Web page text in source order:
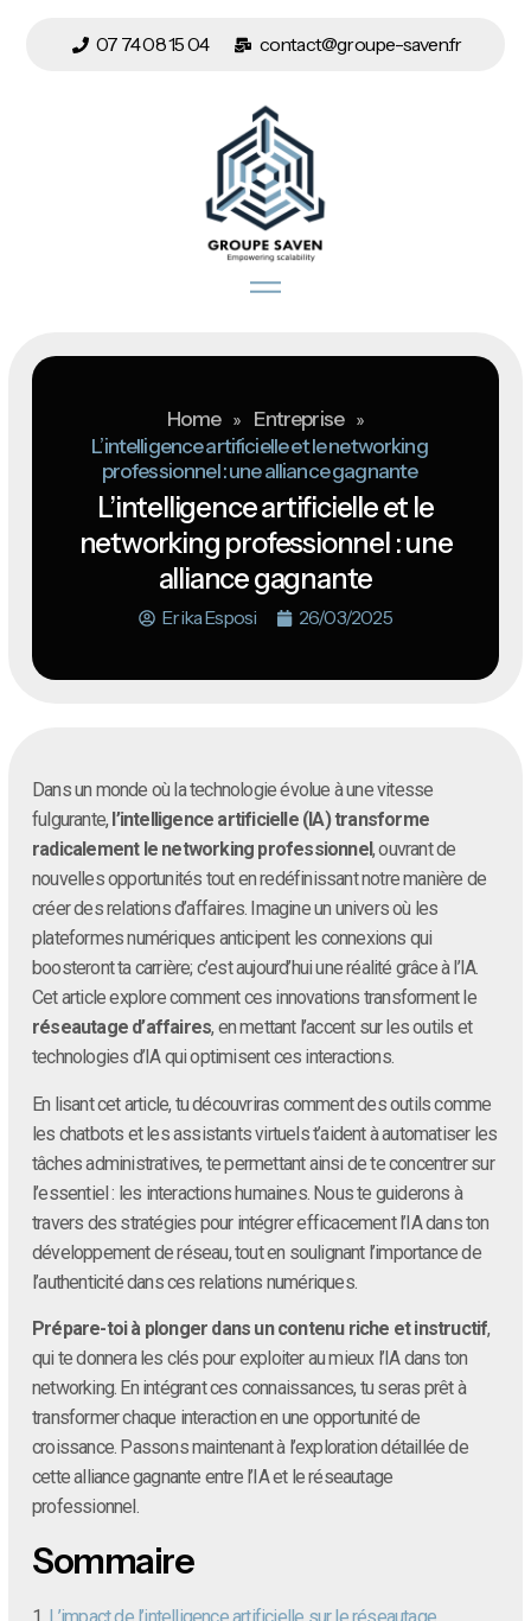
07 74 08 15 04 contact@groupe-saven.fr
Home » Entreprise »
L’intelligence artificielle et le networking
professionnel : une alliance gagnante
L’intelligence artificielle et le
networking professionnel : une
alliance gagnante
Erika Esposi 26/03/2025
Dans un monde où la technologie évolue à une vitesse
fulgurante, l’intelligence artificielle (IA) transforme
radicalement le networking professionnel, ouvrant de
nouvelles opportunités tout en redéfinissant notre manière de
créer des relations d’affaires. Imagine un univers où les
plateformes numériques anticipent les connexions qui
boosteront ta carrière; c’est aujourd’hui une réalité grâce à l’IA.
Cet article explore comment ces innovations transforment le
réseautage d’affaires, en mettant l’accent sur les outils et
technologies d’IA qui optimisent ces interactions.
En lisant cet article, tu découvriras comment des outils comme
les chatbots et les assistants virtuels t’aident à automatiser les
tâches administratives, te permettant ainsi de te concentrer sur
l’essentiel : les interactions humaines. Nous te guiderons à
travers des stratégies pour intégrer efficacement l’IA dans ton
développement de réseau, tout en soulignant l’importance de
l’authenticité dans ces relations numériques.
Prépare-toi à plonger dans un contenu riche et instructif,
qui te donnera les clés pour exploiter au mieux l’IA dans ton
networking. En intégrant ces connaissances, tu seras prêt à
transformer chaque interaction en une opportunité de
croissance. Passons maintenant à l’exploration détaillée de
cette alliance gagnante entre l’IA et le réseautage
professionnel.
Sommaire
1. L’impact de l’intelligence artificielle sur le réseautage